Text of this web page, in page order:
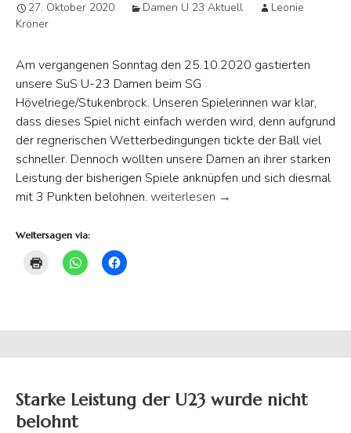
27. Oktober 2020 Damen U 23 Aktuell
Leonie
Kröner
Am vergangenen Sonntag den 25.10.2020 gastierten
unsere SuS U-23 Damen beim SG
Hövelriege/Stukenbrock. Unseren Spielerinnen war klar,
dass dieses Spiel nicht einfach werden wird, denn aufgrund
der regnerischen Wetterbedingungen tickte der Ball viel
schneller. Dennoch wollten unsere Damen an ihrer starken
Leistung der bisherigen Spiele anknüpfen und sich diesmal
mit 3 Punkten belohnen. U-23 gewinnt mit 1:2 in Hövelriege/
weiterlesen →
Weitersagen via:
Starke Leistung der U23 wurde nicht
belohnt